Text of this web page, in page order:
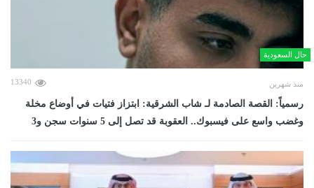
حال السعودية
منذ شهرين 13340
رسمياً: القصة الصادمة لـ شاب الشرقية: ابتزاز فتيات في أوضاع مخلة
وغضب واسع على فيسبوك.. العقوبة قد تصل إلى 5 سنوات سجن و3